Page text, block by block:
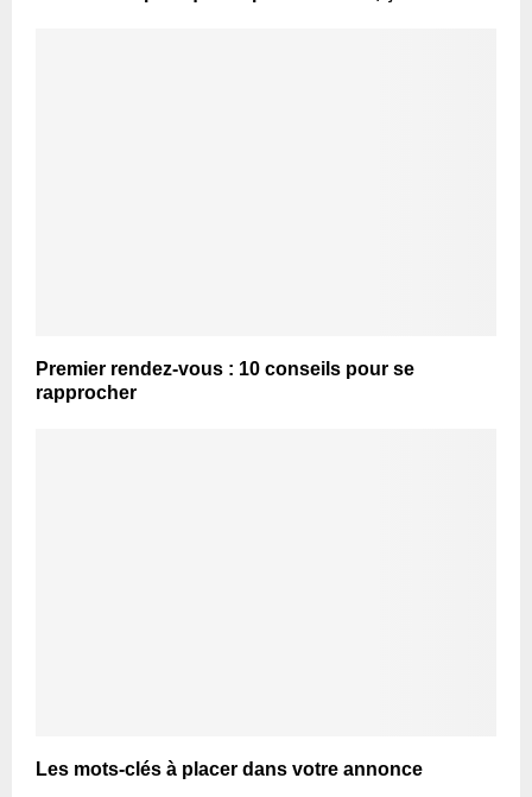
Premier rendez-vous : 10 conseils pour se
rapprocher
Les mots-clés à placer dans votre annonce